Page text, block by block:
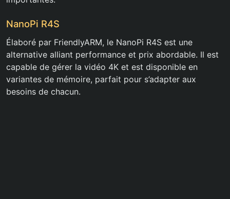
NanoPi R4S
Élaboré par FriendlyARM, le NanoPi R4S est une
alternative alliant performance et prix abordable. Il est
capable de gérer la vidéo 4K et est disponible en
variantes de mémoire, parfait pour s’adapter aux
besoins de chacun.